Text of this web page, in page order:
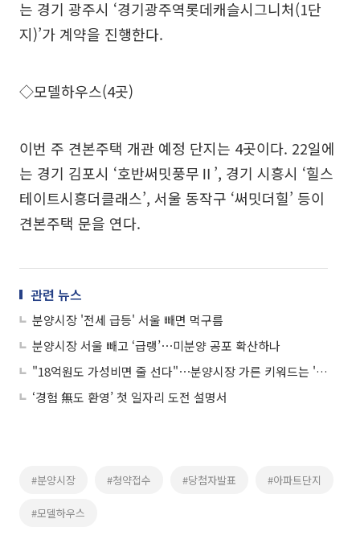
는 경기 광주시 ‘경기광주역롯데캐슬시그니처(1단
지)’가 계약을 진행한다.
◇모델하우스(4곳)
이번 주 견본주택 개관 예정 단지는 4곳이다. 22일에
는 경기 김포시 ‘호반써밋풍무Ⅱ’, 경기 시흥시 ‘힐스
테이트시흥더클래스’, 서울 동작구 ‘써밋더힐’ 등이
견본주택 문을 연다.
관련 뉴스
분양시장 '전세 급등' 서울 빼면 먹구름
분양시장 서울 빼고 ‘급랭’⋯미분양 공포 확산하나
"18억원도 가성비면 줄 선다"⋯분양시장 가른 키워드는 '실익'
‘경험 無도 환영’ 첫 일자리 도전 설명서
#분양시장 #청약접수 #당첨자발표 #아파트단지
#모델하우스